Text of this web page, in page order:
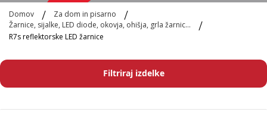
Domov
Za dom in pisarno
Žarnice, sijalke, LED diode, okovja, ohišja, grla žarnic...
R7s reflektorske LED žarnice
Filtriraj izdelke